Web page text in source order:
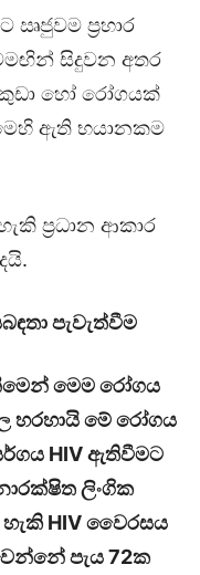
ඍජුවම ප්‍රහාර
සිදුවන අතර
හෝ රෝගයක්
ඇති භයානකම
ප්‍රධාන ආකාර
පැවැත්වීම
මෙම රෝගය
හරහායි මේ රෝගය
HIV ඇතිවීමට
ලිංගික
HIV වෛරසය
පැය 72ක